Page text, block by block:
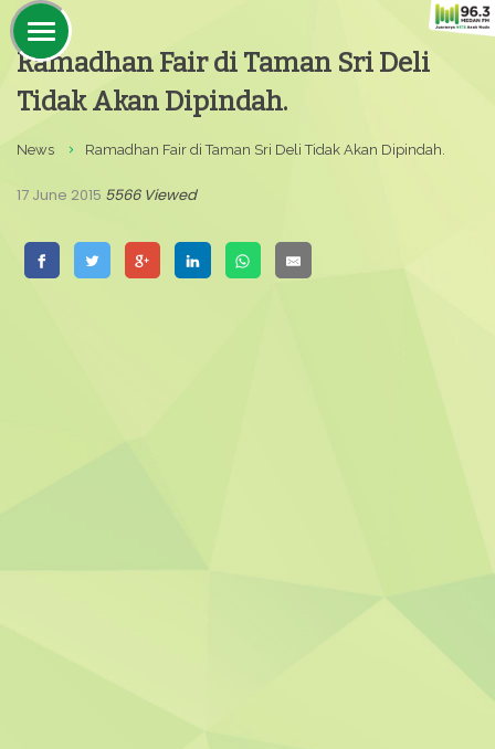
Ramadhan Fair di Taman Sri Deli
Tidak Akan Dipindah.
News Ramadhan Fair di Taman Sri Deli Tidak Akan Dipindah.
17 June 2015 5566 Viewed